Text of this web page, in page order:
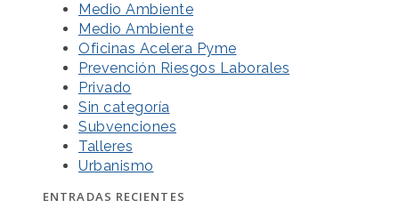
Medio Ambiente
Medio Ambiente
Oficinas Acelera Pyme
Prevención Riesgos Laborales
Privado
Sin categoría
Subvenciones
Talleres
Urbanismo
ENTRADAS RECIENTES